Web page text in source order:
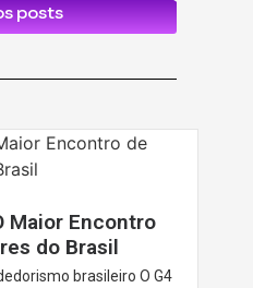
posts
Maior Encontro
do Brasil
brasileiro O G4